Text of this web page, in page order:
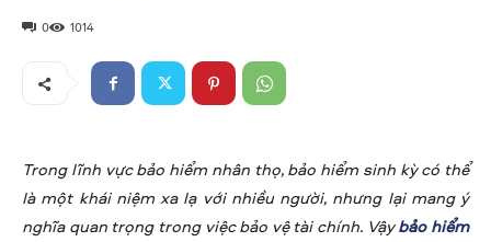
0 1014
Trong lĩnh vực bảo hiểm nhân thọ, bảo hiểm sinh kỳ có thể
là một khái niệm xa lạ với nhiều người, nhưng lại mang ý
nghĩa quan trọng trong việc bảo vệ tài chính. Vậybảo hiểm